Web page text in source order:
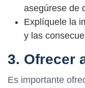
asegúrese de
Explíquele la
y las
3. Ofrecer
Es importante